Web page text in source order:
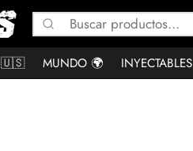
Buscar
por:
🇺🇸 MUNDO 🌍 INYECTABLES